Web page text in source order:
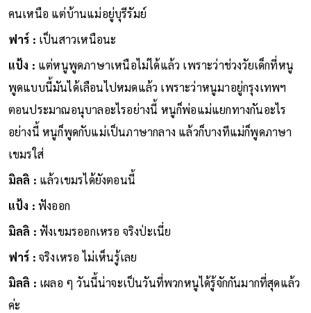
คนเหนือ แต่บ้านแม่อยู่บุรีรัมย์
ฟาร์ : เป็นสาวเหนือนะ
แป้ง : แต่หนูพูดภาษาเหนือไม่ได้แล้ว เพราะว่าช่วงวัยเด็กที่หนู
พูดแบบนี้มันได้เลือนไปหมดแล้ว เพราะว่าหนูมาอยู่กรุงเทพฯ
ตอนประมาณอนุบาลอะไรอย่างนี้ หนูก็พ่อแม่แยกทางกันอะไร
อย่างนี้ หนูก็พูดกับแม่เป็นภาษากลาง แล้วก็บางทีแม่ก็พูดภาษา
เขมรใส่
มิลลิ : แล้วเขมรได้ยังตอนนี้
แป้ง : ฟังออก
มิลลิ : ฟังเขมรออกเหรอ จริงป่ะเนี่ย
ฟาร์ :จริงเหรอ ไม่เห็นรู้เลย
มิลลิ : เผลอ ๆ วันนี้น่าจะเป็นวันที่พวกหนูได้รู้จักกันมากที่สุดแล้ว
ค่ะ